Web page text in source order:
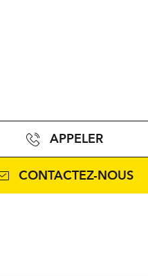
APPELER
CONTACTEZ-NOUS